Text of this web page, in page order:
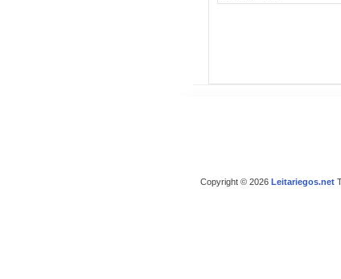
Copyright © 2026 Leitariegos.net